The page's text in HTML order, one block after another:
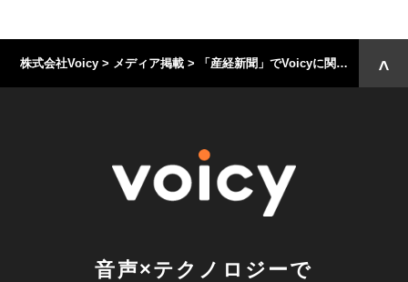
株式会社Voicy > メディア掲載 > 「産経新聞」でVoicyに関する記事が掲載されました
音声×テクノロジーで